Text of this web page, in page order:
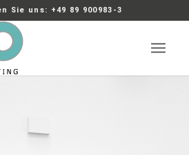
Sie uns: +49 89 900983-3